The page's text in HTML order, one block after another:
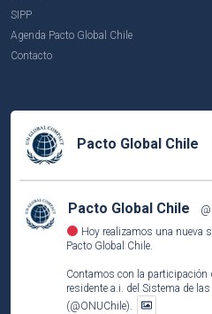
SIPP
Agenda Pacto Global Chile
Contacto
Pacto Global Chile
Pacto Global Chile
Hoy realizamos una nueva
Pacto Global Chile.
Contamos con la participación
residente a.i. del Sistema de
(@ONUChile).